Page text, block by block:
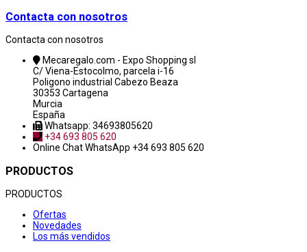
Contacta con nosotros
Contacta con nosotros
Mecaregalo.com - Expo Shopping sl
C/ Viena-Estocolmo, parcela i-16
Poligono industrial Cabezo Beaza
30353 Cartagena
Murcia
España
Whatsapp: 34693805620
+34 693 805 620
Online ChatWhatsApp +34 693 805 620
PRODUCTOS
PRODUCTOS
Ofertas
Novedades
Los más vendidos